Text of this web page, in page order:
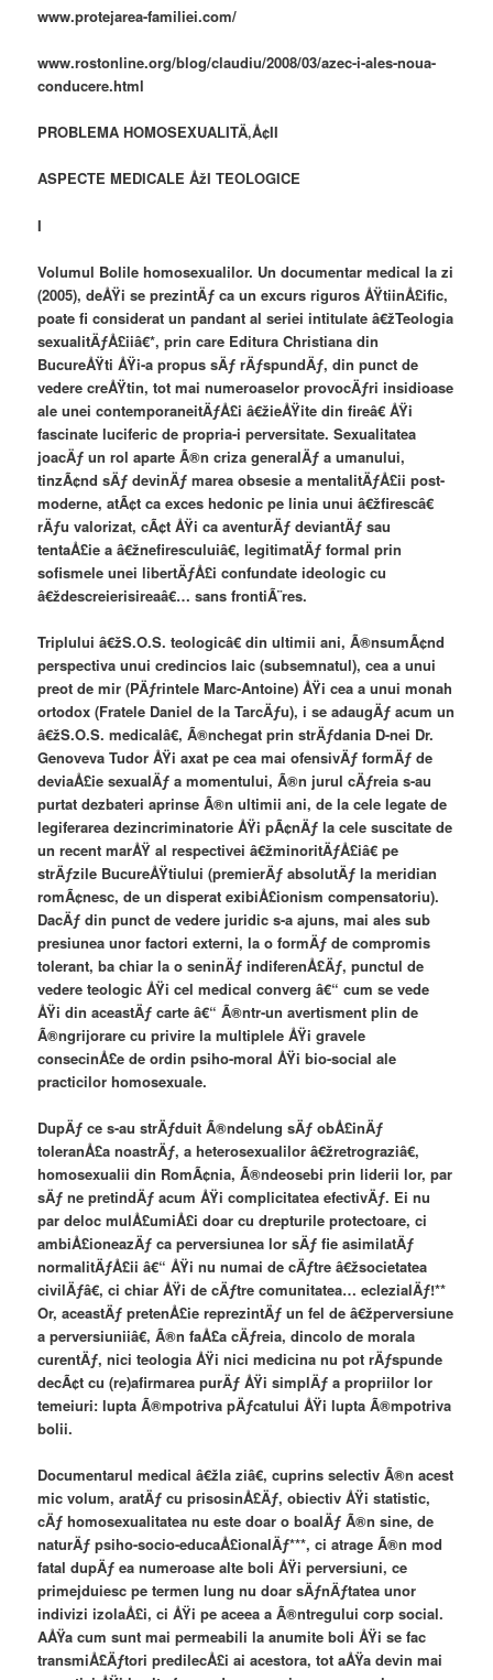
www.protejarea-familiei.com/
www.rostonline.org/blog/claudiu/2008/03/azec-i-ales-noua-
conducere.html
PROBLEMA HOMOSEXUALITÄ‚Å¢II
ASPECTE MEDICALE ÅžI TEOLOGICE
I
Volumul Bolile homosexualilor. Un documentar medical la zi
(2005), deÅŸi se prezintÄƒ ca un excurs riguros ÅŸtiinÅ£ific,
poate fi considerat un pandant al seriei intitulate â€žTeologia
sexualitÄƒÅ£iiâ€*, prin care Editura Christiana din
BucureÅŸti ÅŸi-a propus sÄƒ rÄƒspundÄƒ, din punct de
vedere creÅŸtin, tot mai numeroaselor provocÄƒri insidioase
ale unei contemporaneitÄƒÅ£i â€žieÅŸite din fireâ€ ÅŸi
fascinate luciferic de propria-i perversitate. Sexualitatea
joacÄƒ un rol aparte Ã®n criza generalÄƒ a umanului,
tinzÃ¢nd sÄƒ devinÄƒ marea obsesie a mentalitÄƒÅ£ii post-
moderne, atÃ¢t ca exces hedonic pe linia unui â€žfirescâ€
rÄƒu valorizat, cÃ¢t ÅŸi ca aventurÄƒ deviantÄƒ sau
tentaÅ£ie a â€žnefiresculuiâ€, legitimatÄƒ formal prin
sofismele unei libertÄƒÅ£i confundate ideologic cu
â€ždescreierisireaâ€… sans frontiÃ¨res.
Triplului â€žS.O.S. teologicâ€ din ultimii ani, Ã®nsumÃ¢nd
perspectiva unui credincios laic (subsemnatul), cea a unui
preot de mir (PÄƒrintele Marc-Antoine) ÅŸi cea a unui monah
ortodox (Fratele Daniel de la TarcÄƒu), i se adaugÄƒ acum un
â€žS.O.S. medicalâ€, Ã®nchegat prin strÄƒdania D-nei Dr.
Genoveva Tudor ÅŸi axat pe cea mai ofensivÄƒ formÄƒ de
deviaÅ£ie sexualÄƒ a momentului, Ã®n jurul cÄƒreia s-au
purtat dezbateri aprinse Ã®n ultimii ani, de la cele legate de
legiferarea dezincriminatorie ÅŸi pÃ¢nÄƒ la cele suscitate de
un recent marÅŸ al respectivei â€žminoritÄƒÅ£iâ€ pe
strÄƒzile BucureÅŸtiului (premierÄƒ absolutÄƒ la meridian
romÃ¢nesc, de un disperat exibiÅ£ionism compensatoriu).
DacÄƒ din punct de vedere juridic s-a ajuns, mai ales sub
presiunea unor factori externi, la o formÄƒ de compromis
tolerant, ba chiar la o seninÄƒ indiferenÅ£Äƒ, punctul de
vedere teologic ÅŸi cel medical converg â€“ cum se vede
ÅŸi din aceastÄƒ carte â€“ Ã®ntr-un avertisment plin de
Ã®ngrijorare cu privire la multiplele ÅŸi gravele
consecinÅ£e de ordin psiho-moral ÅŸi bio-social ale
practicilor homosexuale.
DupÄƒ ce s-au strÄƒduit Ã®ndelung sÄƒ obÅ£inÄƒ
toleranÅ£a noastrÄƒ, a heterosexualilor â€žretrograziâ€,
homosexualii din RomÃ¢nia, Ã®ndeosebi prin liderii lor, par
sÄƒ ne pretindÄƒ acum ÅŸi complicitatea efectivÄƒ. Ei nu
par deloc mulÅ£umiÅ£i doar cu drepturile protectoare, ci
ambiÅ£ioneazÄƒ ca perversiunea lor sÄƒ fie asimilatÄƒ
normalitÄƒÅ£ii â€“ ÅŸi nu numai de cÄƒtre â€žsocietatea
civilÄƒâ€, ci chiar ÅŸi de cÄƒtre comunitatea… eclezialÄƒ!**
Or, aceastÄƒ pretenÅ£ie reprezintÄƒ un fel de â€žperversiune
a perversiuniiâ€, Ã®n faÅ£a cÄƒreia, dincolo de morala
curentÄƒ, nici teologia ÅŸi nici medicina nu pot rÄƒspunde
decÃ¢t cu (re)afirmarea purÄƒ ÅŸi simplÄƒ a propriilor lor
temeiuri: lupta Ã®mpotriva pÄƒcatului ÅŸi lupta Ã®mpotriva
bolii.
Documentarul medical â€žla ziâ€, cuprins selectiv Ã®n acest
mic volum, aratÄƒ cu prisosinÅ£Äƒ, obiectiv ÅŸi statistic,
cÄƒ homosexualitatea nu este doar o boalÄƒ Ã®n sine, de
naturÄƒ psiho-socio-educaÅ£ionalÄƒ***, ci atrage Ã®n mod
fatal dupÄƒ ea numeroase alte boli ÅŸi perversiuni, ce
primejduiesc pe termen lung nu doar sÄƒnÄƒtatea unor
indivizi izolaÅ£i, ci ÅŸi pe aceea a Ã®ntregului corp social.
AÅŸa cum sunt mai permeabili la anumite boli ÅŸi se fac
transmiÅ£Äƒtori predilecÅ£i ai acestora, tot aÅŸa devin mai